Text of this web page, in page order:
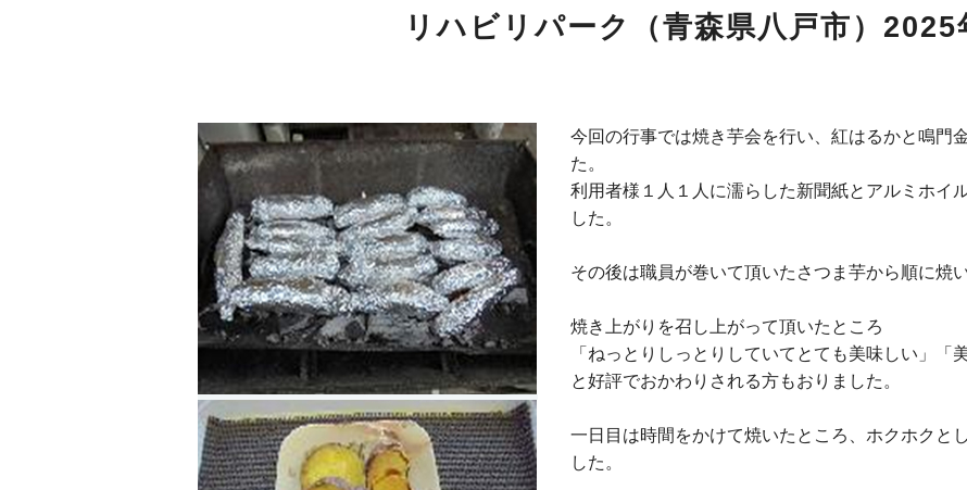
リハビリパーク（青森県八戸市）2025
今回の行事では焼き芋会を行い、紅はるかと鳴門
た。
利用者様１人１人に濡らした新聞紙とアルミホイ
した。
その後は職員が巻いて頂いたさつま芋から順に焼
焼き上がりを召し上がって頂いたところ
「ねっとりしっとりしていてとても美味しい」「
と好評でおかわりされる方もおりました。
一日目は時間をかけて焼いたところ、ホクホクと
した。